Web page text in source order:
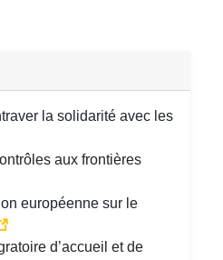
la solidarité avec les
aux frontières
européenne sur le
d’accueil et de